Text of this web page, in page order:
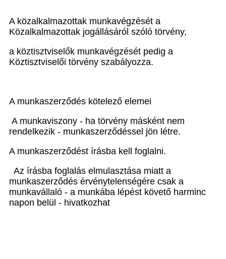
A közalkalmazottak munkavégzését a
Közalkalmazottak jogállásáról szóló törvény,
a köztisztviselők munkavégzését pedig a
Köztisztviselői törvény szabályozza.
A munkaszerződés kötelező elemei
A munkaviszony - ha törvény másként nem
rendelkezik - munkaszerződéssel jön létre.
A munkaszerződést írásba kell foglalni.
Az írásba foglalás elmulasztása miatt a
munkaszerződés érvénytelenségére csak a
munkavállaló - a munkába lépést követő harminc
napon belül - hivatkozhat